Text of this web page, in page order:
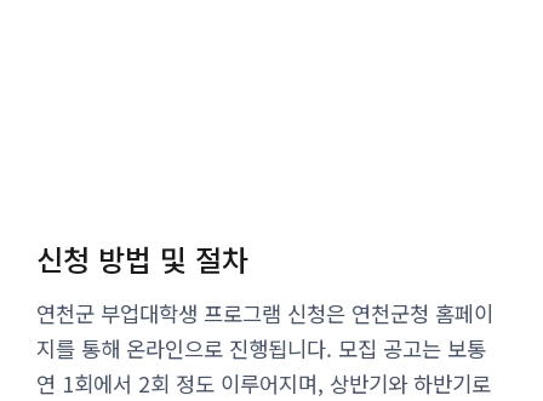
신청 방법 및 절차
연천군 부업대학생 프로그램 신청은 연천군청 홈페이
지를 통해 온라인으로 진행됩니다. 모집 공고는 보통
연 1회에서 2회 정도 이루어지며, 상반기와 하반기로